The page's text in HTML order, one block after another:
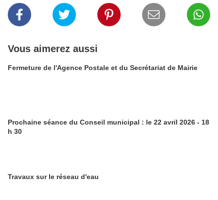
Vous aimerez aussi
Fermeture de l'Agence Postale et du Secrétariat de Mairie
Prochaine séance du Conseil municipal : le 22 avril 2026 - 18
h 30
Travaux sur le réseau d'eau